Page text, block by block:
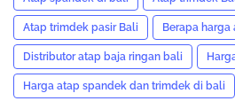
Atap trimdek pasir Bali Berapa
Distributor atap baja ringan bali
Harga atap spandek dan trimdek di bali